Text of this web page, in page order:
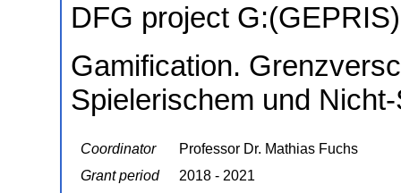
DFG project
Gamification.
Spielerischem und
Coordinator
Professor Dr. Mathias Fuchs
Grant period
2018 - 2021